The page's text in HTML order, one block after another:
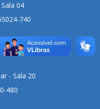
04
740
- Sala 20
480